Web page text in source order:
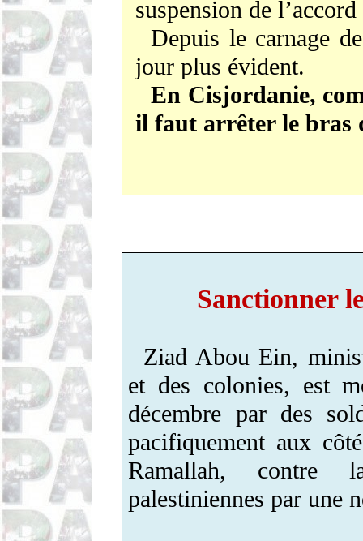
suspension de
Depuis le carnage
jour plus évident.
En Cisjordanie,
il faut arrêter le bras
Sanctionner
ZiadAbouEin,
et des colonies, est
décembre par des
pacifiquement aux
Ramallah, contre
palestiniennespar une